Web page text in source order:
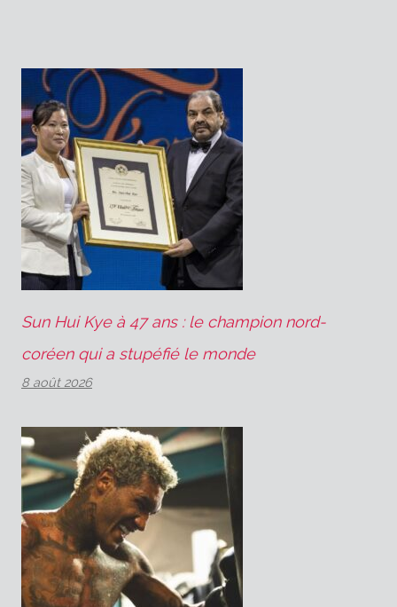
Sun Hui Kye à 47 ans : le champion nord-
coréen qui a stupéfié le monde
8 août 2026